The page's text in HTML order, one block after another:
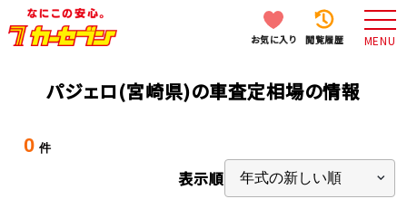
お気に入り 閲覧履歴 MENU
パジェロ(宮崎県)の車査定相場の情報
0 件
表示順